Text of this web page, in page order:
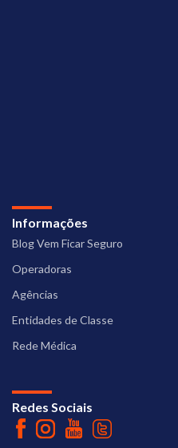
Informações
Blog Vem Ficar Seguro
Operadoras
Agências
Entidades de Classe
Rede Médica
Redes Sociais